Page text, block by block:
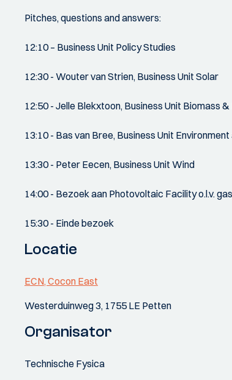
Pitches, questions and answers:
12:10 – Business Unit Policy Studies
12:30 - Wouter van Strien, Business Unit Solar
12:50 - Jelle Blekxtoon, Business Unit Biomass
13:10 - Bas van Bree, Business Unit
13:30 - Peter Eecen, Business Unit Wind
14:00 - Bezoek aan Photovoltaic Facility o.l.v.
15:30 - Einde bezoek
Locatie
ECN, Cocon East
Westerduinweg 3, 1755 LE Petten
Organisator
Technische Fysica